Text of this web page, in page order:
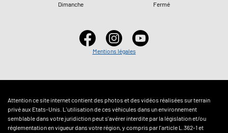
Dimanche
Fermé
Mentions légales
Attention ce site internet contient des photos et des vidéos réalisées sur terrain
privé aux Etats-Unis. L'utilisation de ces véhicules dans un environnement
semblable dans votre juridiction peut s'avérer interdite par la législation et/ou
réglementation en vigueur dans votre région, y compris par l'article L.362-1 et